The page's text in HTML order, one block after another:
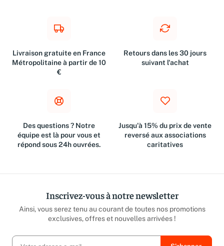
Livraison gratuite en France
Métropolitaine à partir de 10
€
Retours dans les 30 jours
suivant l'achat
Des questions ? Notre
équipe est là pour vous et
répond sous 24h ouvrées.
Jusqu'à 15% du prix de vente
reversé aux associations
caritatives
Inscrivez-vous à notre newsletter
Ainsi, vous serez tenu au courant de toutes nos promotions
exclusives, offres et nouvelles arrivées !